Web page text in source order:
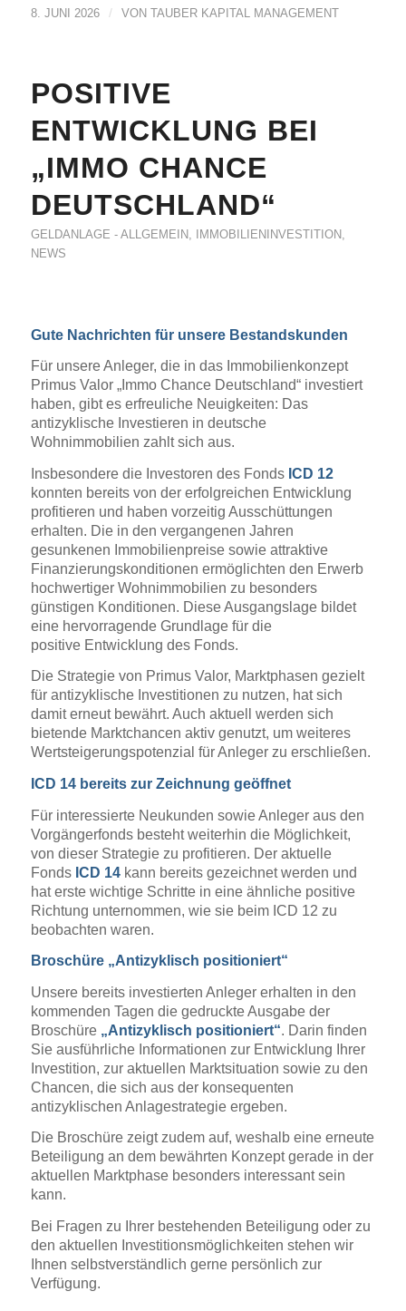
8. JUNI 2026 / VON TAUBER KAPITAL MANAGEMENT
POSITIVE
ENTWICKLUNG BEI
„IMMO CHANCE
DEUTSCHLAND“
GELDANLAGE - ALLGEMEIN IMMOBILIENINVESTITION
NEWS
Gute Nachrichten für unsere Bestandskunden
Für unsere Anleger, die in das Immobilienkonzept
Primus Valor „Immo Chance Deutschland“ investiert
haben, gibt es erfreuliche Neuigkeiten: Das
antizyklische Investieren in deutsche
Wohnimmobilien zahlt sich aus.
Insbesondere die Investoren des Fonds ICD 12
konnten bereits von der erfolgreichen Entwicklung
profitieren und haben vorzeitig Ausschüttungen
erhalten. Die in den vergangenen Jahren
gesunkenen Immobilienpreise sowie attraktive
Finanzierungskonditionen ermöglichten den Erwerb
hochwertiger Wohnimmobilien zu besonders
günstigen Konditionen. Diese Ausgangslage bildet
eine hervorragende Grundlage für die
positive Entwicklung des Fonds.
Die Strategie von Primus Valor, Marktphasen gezielt
für antizyklische Investitionen zu nutzen, hat sich
damit erneut bewährt. Auch aktuell werden sich
bietende Marktchancen aktiv genutzt, um weiteres
Wertsteigerungspotenzial für Anleger zu erschließen.
ICD 14 bereits zur Zeichnung geöffnet
Für interessierte Neukunden sowie Anleger aus den
Vorgängerfonds besteht weiterhin die Möglichkeit,
von dieser Strategie zu profitieren. Der aktuelle
Fonds ICD 14kann bereits gezeichnet werden und
hat erste wichtige Schritte in eine ähnliche positive
Richtung unternommen, wie sie beim ICD 12 zu
beobachten waren.
Broschüre „Antizyklisch positioniert“
Unsere bereits investierten Anleger erhalten in den
kommenden Tagen die gedruckte Ausgabe der
Broschüre „Antizyklisch positioniert“. Darin finden
Sie ausführliche Informationen zur Entwicklung Ihrer
Investition, zur aktuellen Marktsituation sowie zu den
Chancen, die sich aus der konsequenten
antizyklischen Anlagestrategie ergeben.
Die Broschüre zeigt zudem auf, weshalb eine erneute
Beteiligung an dem bewährten Konzept gerade in der
aktuellen Marktphase besonders interessant sein
kann.
Bei Fragen zu Ihrer bestehenden Beteiligung oder zu
den aktuellen Investitionsmöglichkeiten stehen wir
Ihnen selbstverständlich gerne persönlich zur
Verfügung.